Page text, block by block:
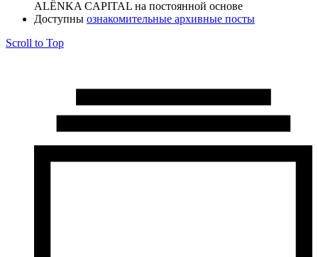
ALЁNKA CAPITAL на постоянной основе
Доступны ознакомительные архивные посты
Scroll to Top